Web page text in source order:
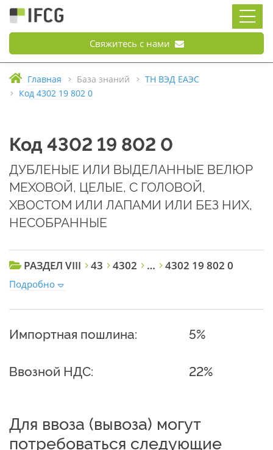
Свяжитесь с нами
Главная База знаний
ТН ВЭД ЕАЭС
Код 4302 19 802 0
Код 4302 19 802 0
ДУБЛЕНЫЕ ИЛИ ВЫДЕЛАННЫЕ ВЕЛЮР
МЕХОВОЙ, ЦЕЛЫЕ, С ГОЛОВОЙ,
ХВОСТОМ ИЛИ ЛАПАМИ ИЛИ БЕЗ НИХ,
НЕСОБРАННЫЕ
РАЗДЕЛ VIII 43 4302 … 4302 19 802 0
Подробно
Импортная пошлина: 5%
Ввозной НДС: 22%
Для ввоза (вывоза) могут
потребоваться следующие